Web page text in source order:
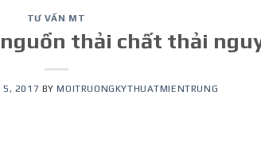
TƯ VẤN MT
thải chất thải
5, 2017 BYMOITRUONGKYTHUATMIENTRUNG